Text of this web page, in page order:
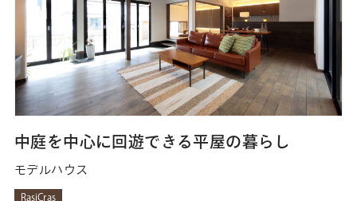
中庭を中心に回遊できる平屋の暮らし
モデルハウス
RasiCras